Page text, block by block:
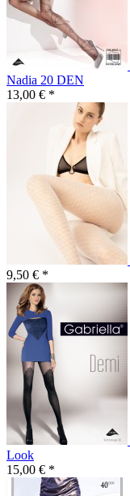
Nadia 20 DEN
13,00 € *
9,50 € *
Look
15,00 € *